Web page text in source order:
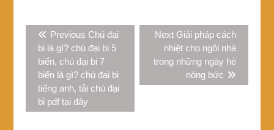
hướng
bài
viết
Previous Previous
post:
Chú đại
bi là gì? chú đại bi 5
biến, chú đại bi 7
biến là gì? chú đại bi
tiếng anh, tải chú đại
bi pdf tại đây
Next Next
post:
Giải pháp cách
nhiệt cho ngôi nhà
trong những ngày hè
nóng bức